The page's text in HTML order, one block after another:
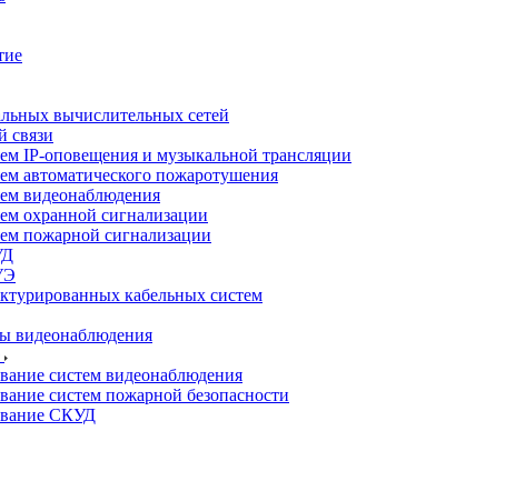
вычислительных сетей
связи
IP-оповещения и музыкальной трансляции
автоматического пожаротушения
видеонаблюдения
охранной сигнализации
пожарной сигнализации
кабельных систем
видеонаблюдения
систем видеонаблюдения
систем пожарной безопасности
СКУД